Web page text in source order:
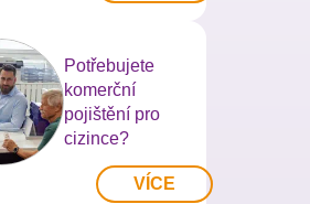
Potřebujete
komerční
pojištění pro
cizince?
VÍCE